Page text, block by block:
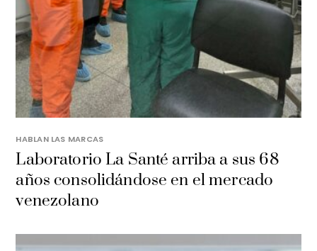
HABLAN LAS MARCAS
Laboratorio La Santé arriba a sus 68
años consolidándose en el mercado
venezolano